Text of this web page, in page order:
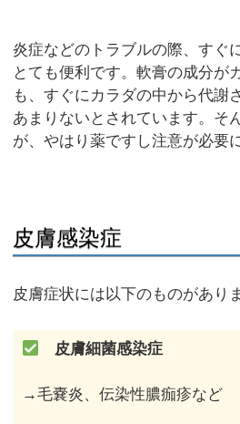
炎症などのトラブルの際、すぐ
とても便利です。軟膏の成分が
も、すぐにカラダの中から代謝
あまりないとされています。そ
が、やはり薬ですし注意が必要
皮膚感染症
皮膚症状には以下のものがあり
皮膚細菌感染症
→毛嚢炎、伝染性膿痂疹など